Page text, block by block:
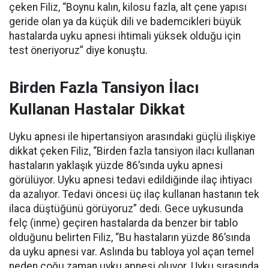
çeken Filiz, “Boynu kalın, kilosu fazla, alt çene yapısı
geride olan ya da küçük dili ve bademcikleri büyük
hastalarda uyku apnesi ihtimali yüksek olduğu için
test öneriyoruz” diye konuştu.
Birden Fazla Tansiyon İlacı
Kullanan Hastalar Dikkat
Uyku apnesi ile hipertansiyon arasındaki güçlü ilişkiye
dikkat çeken Filiz, “Birden fazla tansiyon ilacı kullanan
hastaların yaklaşık yüzde 86’sında uyku apnesi
görülüyor. Uyku apnesi tedavi edildiğinde ilaç ihtiyacı
da azalıyor. Tedavi öncesi üç ilaç kullanan hastanın tek
ilaca düştüğünü görüyoruz” dedi. Gece uykusunda
felç (inme) geçiren hastalarda da benzer bir tablo
olduğunu belirten Filiz, “Bu hastaların yüzde 86’sında
da uyku apnesi var. Aslında bu tabloya yol açan temel